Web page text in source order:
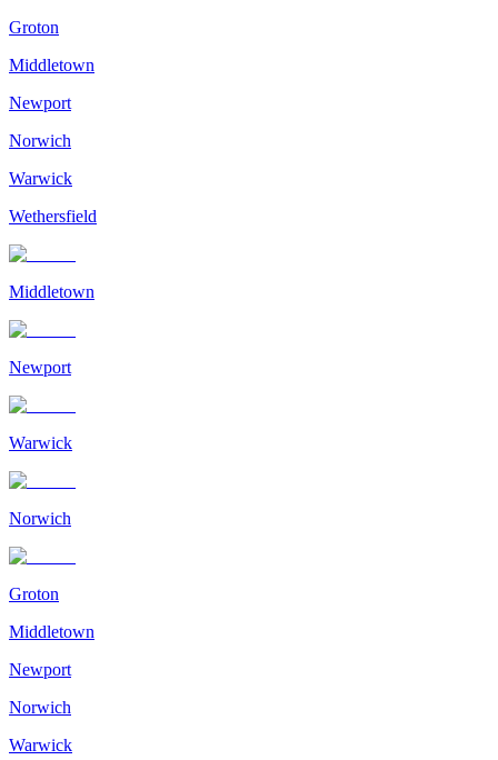
Groton
Middletown
Newport
Norwich
Warwick
Wethersfield
Middletown
Newport
Warwick
Norwich
Groton
Middletown
Newport
Norwich
Warwick